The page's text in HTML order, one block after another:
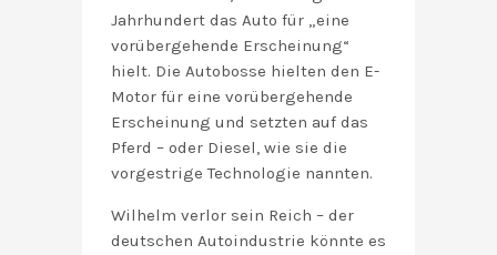
Jahrhundert das Auto für „eine
vorübergehende Erscheinung“
hielt. Die Autobosse hielten den E-
Motor für eine vorübergehende
Erscheinung und setzten auf das
Pferd – oder Diesel, wie sie die
vorgestrige Technologie nannten.
Wilhelm verlor sein Reich – der
deutschen Autoindustrie könnte es